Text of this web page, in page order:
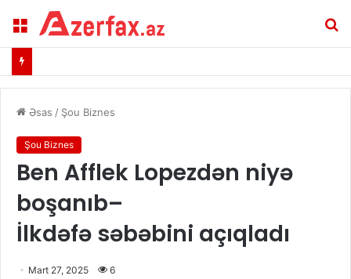
Menu
Əsas / Şou Biznes
Şou Biznes
Ben Afflek Lopezdən niyə
boşanıb–
İlkdəfə səbəbini açıqladı
Mart 27, 2025 6